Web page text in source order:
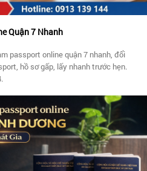
Quận 7 Nhanh
passport online quận 7 nhanh, đổi
hồ sơ gấp, lấy nhanh trước hẹn.